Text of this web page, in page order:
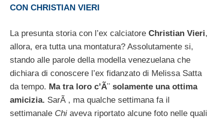
CON CHRISTIAN VIERI
La presunta storia con l’ex calciatore Christian Vieri,
allora, era tutta una montatura? Assolutamente si,
stando alle parole della modella venezuelana che
dichiara di conoscere l’ex fidanzato di Melissa Satta
da tempo. Ma tra loro c’Ã¨ solamente una ottima
amicizia. SarÃ , ma qualche settimana fa il
settimanale Chi aveva riportato alcune foto nelle quali